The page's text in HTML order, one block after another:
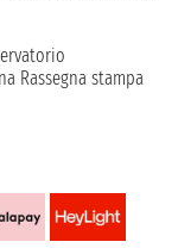
Rassegna stampa